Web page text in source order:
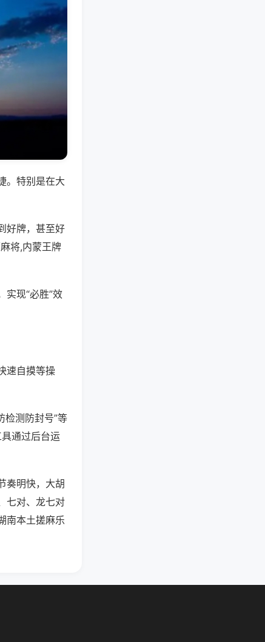
。特别是在大
好牌，甚至好
将,内蒙王牌
实现“必胜”效
速自摸等操
检测防封号”等
通过后台运
奏明快，大胡
七对、龙七对
南本土搓麻乐